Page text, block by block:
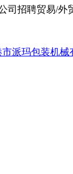
司招聘贸易/外